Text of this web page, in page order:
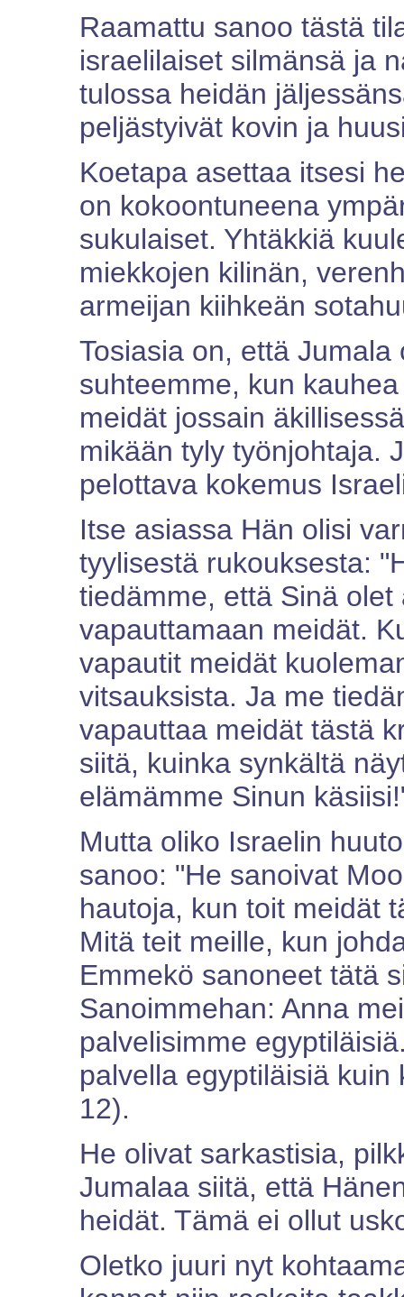
Raamattu sanoo tästä
israelilaiset silmänsä ja
tulossa heidän
peljästyivät kovin ja
Koetapa asettaa itsesi
on kokoontuneena
sukulaiset. Yhtäkkiä
miekkojen kilinän,
armeijan kiihkeän
Tosiasia on, että
suhteemme, kun
meidät jossain
mikään tyly työnjohtaja.
pelottava kokemus
Itse asiassa Hän olisi
tyylisestä rukouksesta:
tiedämme, että Sinä
vapauttamaan meidät.
vapautit meidät
vitsauksista. Ja me
vapauttaa meidät tästä
siitä, kuinka synkältä
elämämme Sinun
Mutta oliko Israelin
sanoo: "He sanoivat
hautoja, kun toit meidät
Mitä teit meille, kun
Emmekö sanoneet tätä
Sanoimmehan: Anna
palvelisimme
palvella egyptiläisiä
12).
He olivat sarkastisia,
Jumalaa siitä, että
heidät. Tämä ei ollut
Oletko juuri nyt